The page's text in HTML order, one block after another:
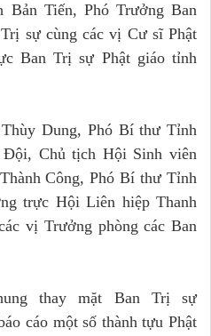
Tiến, Phó Trưởng Ban
sự cùng các vị Cư sĩ Phật
Ban Trị sự Phật giáo tỉnh
Dung, Phó Bí thư Tỉnh
Chủ tịch Hội Sinh viên
Công, Phó Bí thư Tỉnh
trực Hội Liên hiệp Thanh
vị Trưởng phòng các Ban
thay mặt Ban Trị sự
cáo một số thành tựu Phật